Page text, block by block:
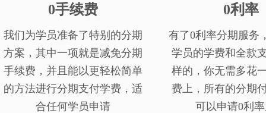
0手续费
我们为学员准备了特别的分期
方案，其中一项就是减免分期
手续费，并且能以更轻松简单
的方法进行分期支付学费，适
合任何学员申请
0利率
有了0利率分期服务
学员的学费和全款
样的，你无需多花
费上，所有的分期
可以申请0利